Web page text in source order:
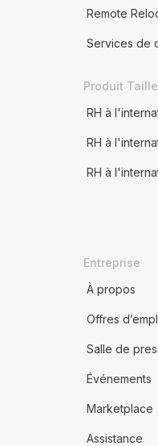
Remote
Services de
Produit
RH à
RH à
RH à
Entreprise
À propos
Offres
Salle de
Événements
Marketplace
Assistance